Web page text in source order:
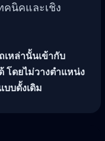
คนิคและเชิง
เหล่านั้นเข้ากับ
โดยไม่วางตำแหน่ง
บดั้งเดิม